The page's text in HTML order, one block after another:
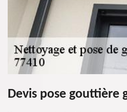
Devis pose gouttière